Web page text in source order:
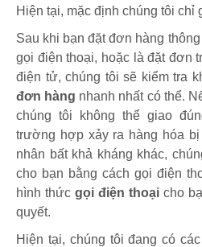
Hiện tại, mặc định chúng tôi chỉ
Sau khi bạn đặt đơn hàng
gọi điện thoại, hoặc là đặt đơn
điện tử, chúng tôi sẽ kiểm tra
đơn hàng nhanh nhất có thể.
chúng tôi không thể giao
trường hợp xảy ra hàng hóa
nhân bất khả kháng khác,
cho bạn bằng cách gọi điện
hình thức gọi điện thoại cho
quyết.
Hiện tại, chúng tôi đang có